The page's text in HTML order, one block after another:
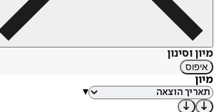
מיון וסינון
איפוס
מיון
▾